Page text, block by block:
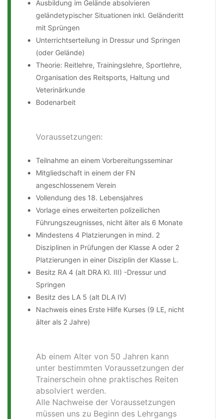
Ausbildung im Gelände absolvieren
geländetypischer Situationen inkl. Geländeritt
mit Sprüngen
Unterrichtserteilung in Dressur und Springen
(oder Gelände)
Theorie: Reitlehre, Trainingslehre, Sportlehre,
Organisation des Reitsports, Haltung und
Veterinärkunde
Bodenarbeit
Voraussetzungen:
Teilnahme an einem Vorbereitungsseminar
Mitgliedschaft in einem der FN
angeschlossenem Verein
Vollendung des 18. Lebensjahres
Vorlage eines erweiterten polizeilichen
Führungszeugnisses, nicht älter als 6 Monate
Mindestens 4 Platzierungen in mind. 2
Disziplinen in Prüfungen der Klasse A oder 2
Platzierungen in einer Disziplin der Klasse L.
Besitz RA 4 (alt DRA Kl. III) -Dressur und
Springen
Besitz des LA 5 (alt DLA IV)
Nachweis eines Erste Hilfe Kurses (9 LE, nicht
älter als 2 Jahre)
Ab einem Alter von 50 Jahren kann
unter bestimmten Voraussetzungen der
Trainerschein ohne praktisches Reiten
absolviert werden.
Alle Nachweise der Voraussetzungen
müssen uns zu Beginn des Lehrgangs